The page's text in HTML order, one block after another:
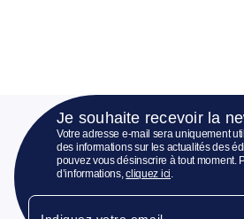
Je souhaite recevoir la
Votre adresse e-mail sera uniquement
des informations sur les actualités des
pouvez vous désinscrire à tout moment.
d’informations,cliquez ici.